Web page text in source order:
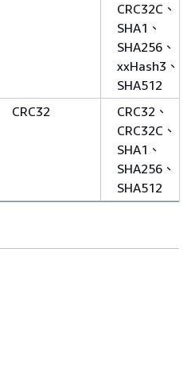
CRC32C、
SHA1、
SHA256、
xxHash3、
SHA512
CRC32
CRC32、
CRC32C、
SHA1、
SHA256、
SHA512